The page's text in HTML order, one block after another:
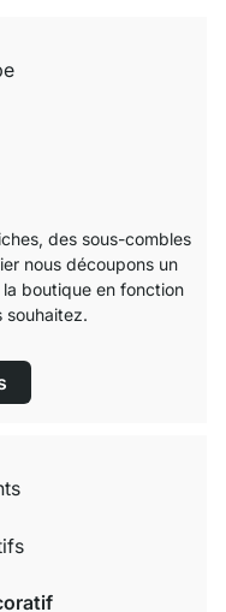
des sous-combles
nous découpons un
boutique en fonction
souhaitez.